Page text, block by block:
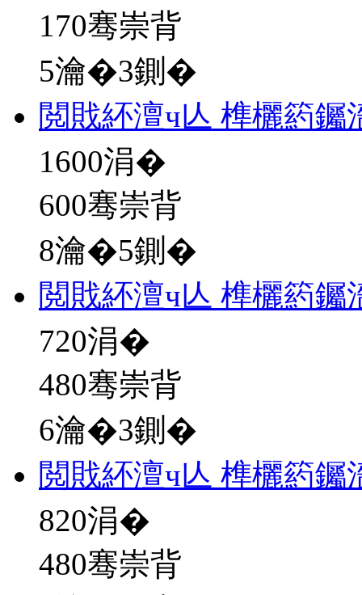
170骞崇背
5瀹�3鍘�
閲戝紑澶ч亾 榫欐箹
1600涓�
600骞崇背
8瀹�5鍘�
閲戝紑澶ч亾 榫欐箹
720涓�
480骞崇背
6瀹�3鍘�
閲戝紑澶ч亾 榫欐箹
820涓�
480骞崇背